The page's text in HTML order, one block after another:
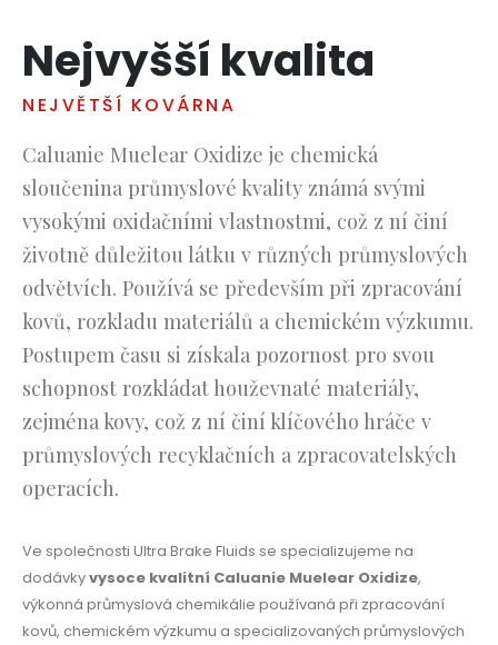
Nejvyšší kvalita
NEJVĚTŠÍ KOVÁRNA
Caluanie Muelear Oxidize je chemická
sloučenina průmyslové kvality známá svými
vysokými oxidačními vlastnostmi, což z ní činí
životně důležitou látku v různých průmyslových
odvětvích. Používá se především při zpracování
kovů, rozkladu materiálů a chemickém výzkumu.
Postupem času si získala pozornost pro svou
schopnost rozkládat houževnaté materiály,
zejména kovy, což z ní činí klíčového hráče v
průmyslových recyklačních a zpracovatelských
operacích.
Ve společnosti Ultra Brake Fluids se specializujeme na
dodávkyvysoce kvalitní Caluanie Muelear Oxidize,
výkonná průmyslová chemikálie používaná při zpracování
kovů, chemickém výzkumu a specializovaných průmyslových
Русский
עִבְרִית
Български
Dansk
Português
Nederlands (België)
Кыргызча
Bahasa Melayu
ဗမာစာ
ພາສາລາວ